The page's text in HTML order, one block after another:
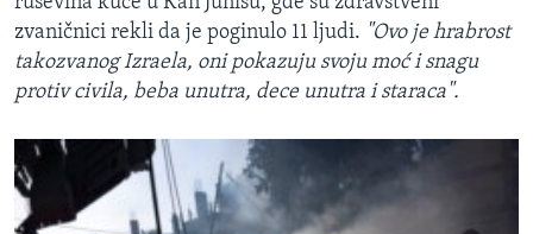
zvaničnici rekli da je poginulo 11 ljudi. "Ovo je hrabrost
takozvanog Izraela, oni pokazuju svoju moć i snagu
protiv civila, beba unutra, dece unutra i staraca".